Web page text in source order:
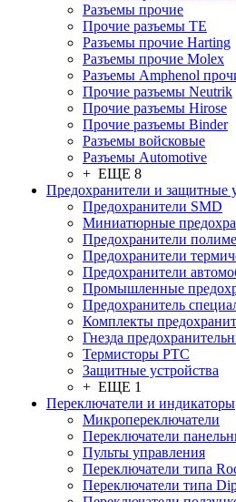
Разъeмы прочие
Прочие разъемы TE
Разъемы прочие Harting
Разъемы прочие Molex
Разъемы Amphenol
Прочие разъемы Neutrik
Прочие разъемы Hirose
Прочие разъемы Binder
Разъемы войсковые
Разъeмы Automotive
+ ЕЩЕ 8
Предохранители и защитные
Предохранители SMD
Миниатюрные
Предохранители
Предохранители
Предохранители
Промышленные
Предохранитель
Комплекты
Гнезда
Термисторы PTC
Защитные устройства
+ ЕЩЕ 1
Переключатели и индикаторы
Микропереключатели
Переключатели
Пульты управления
Переключатели типа
Переключатели типа